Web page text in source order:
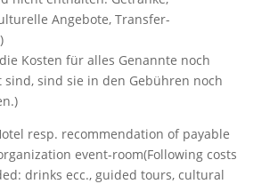
Angebote, Transfer-
Kosten für alles Genannte noch
sind sie in den Gebühren noch
resp. recommendation of payable
event-room(Following costs
drinks ecc., guided tours, cultural